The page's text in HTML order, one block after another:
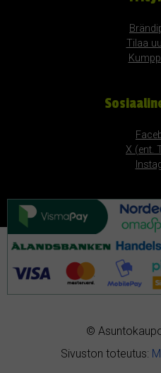
Tilaa
X (ent.
©
Sivuston toteutus: